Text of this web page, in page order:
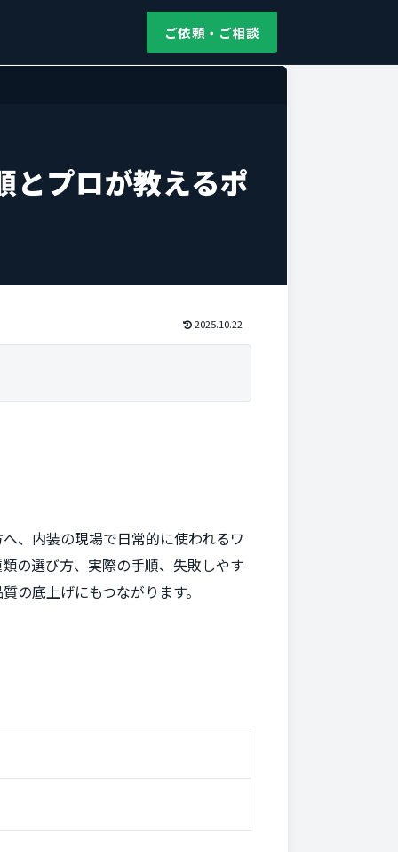
ご依頼・ご相談
とプロが教えるポ
2025.10.22
、内装の現場で日常的に使われるワ
の選び方、実際の手順、失敗しやす
の底上げにもつながります。